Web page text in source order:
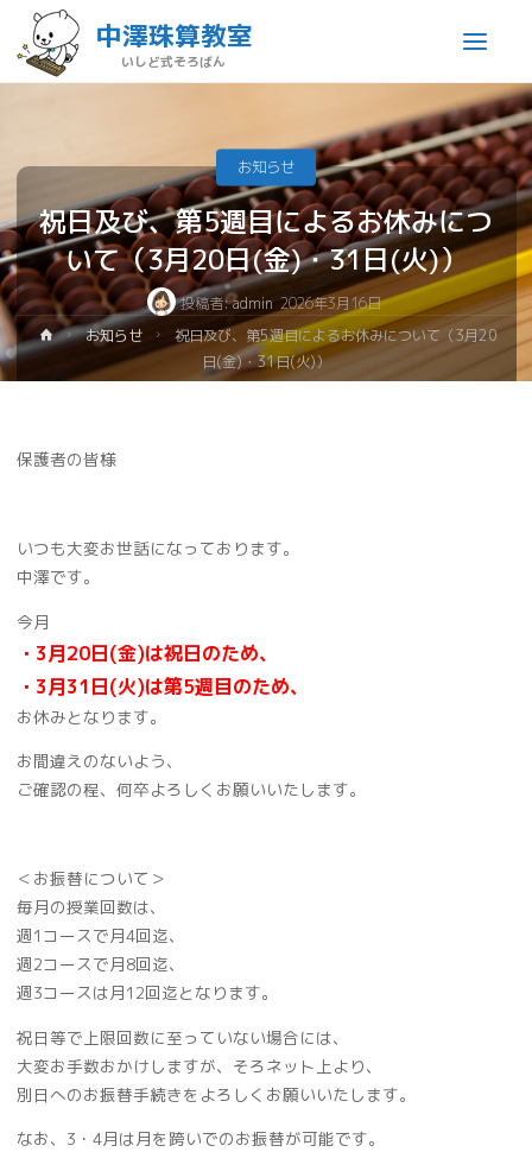
中澤珠算教室
いしど式そろばん
祝日及び、第5週目によるお休みにつ
いて（3月20日(金)・31日(火)）
投稿者:admin 2026年3月16日
お知らせ
お知らせ
祝日及び、第5週目によるお休みについて（3月20
日(金)・31日(火)）
保護者の皆様
いつも大変お世話になっております。
中澤です。
今月
・3月20日(金)は祝日のため、
・3月31日(火)は第5週目のため、
お休みとなります。
お間違えのないよう、
ご確認の程、何卒よろしくお願いいたします。
＜お振替について＞
毎月の授業回数は、
週1コースで月4回迄、
週2コースで月8回迄、
週3コースは月12回迄となります。
祝日等で上限回数に至っていない場合には、
大変お手数おかけしますが、そろネット上より、
別日へのお振替手続きをよろしくお願いいたします。
なお、3・4月は月を跨いでのお振替が可能です。